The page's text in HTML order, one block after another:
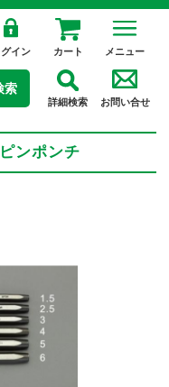
グイン カート メニュー
索
詳細検索 お問い合せ
ンポンチ